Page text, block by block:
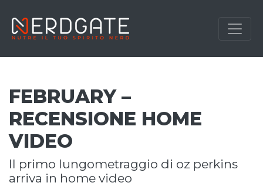
FEBRUARY –
RECENSIONE HOME
VIDEO
il primo lungometraggio di oz perkins
arriva in home video